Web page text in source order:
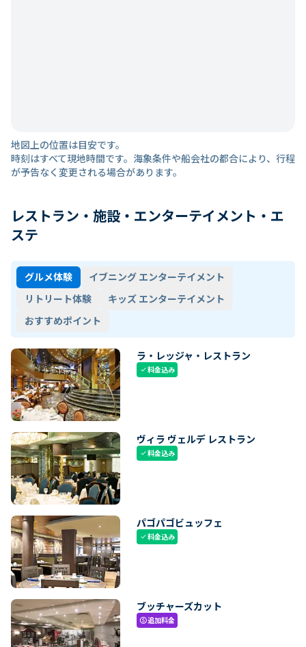
地図上の位置は目安です。
時刻はすべて現地時間です。海象条件や船会社の都合により、行程
が予告なく変更される場合があります。
レストラン・施設・エンターテイメント・エ
ステ
グルメ体験
イブニング エンターテイメント
リトリート体験
キッズ エンターテイメント
おすすめポイント
ラ・レッジャ・レストラン
check料金込み
ヴィラ ヴェルデ レストラン
check料金込み
パゴパゴビュッフェ
check料金込み
ブッチャーズカット
paid追加料金